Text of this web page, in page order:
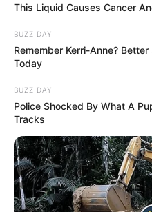
This Liquid Causes Cancer
BUZZ DAY
Remember Kerri-Anne?
Today
BUZZ DAY
Police Shocked By What A
Tracks